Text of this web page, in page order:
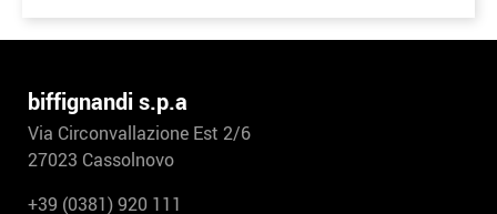
biffignandi s.p.a
Via Circonvallazione Est 2/6
27023 Cassolnovo
+39 (0381) 920 111